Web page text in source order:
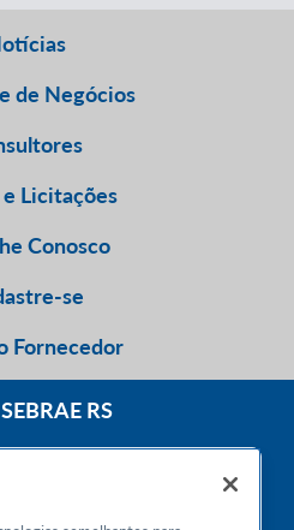
de Negócios
Licitações
Conosco
se
Fornecedor
RS